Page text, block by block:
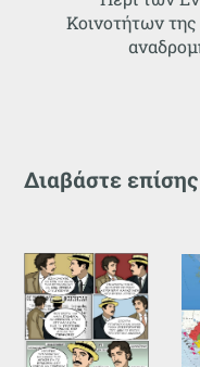
Κοινοτήτων
Διαβάστε επίσης